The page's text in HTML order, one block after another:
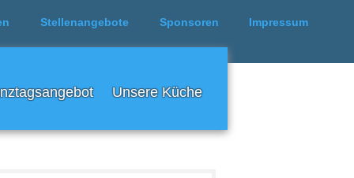
Stellenangebote Sponsoren
Impressum
Unsere Küche